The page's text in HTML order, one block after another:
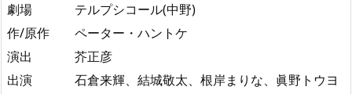
劇場
テルプシコール(中野)
作/原作
ペーター・ハントケ
演出
芥正彦
出演
石倉来輝、結城敬太、根岸まりな、眞野トウヨ